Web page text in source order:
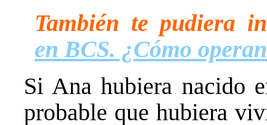
También te pudiera
en BCS. ¿Cómo
Si Ana hubiera nacido
probable que hubiera